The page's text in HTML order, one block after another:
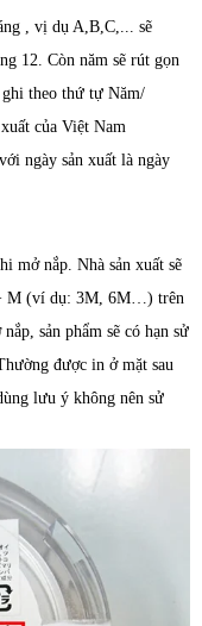
, vị dụ A,B,C,... sẽ
12. Còn năm sẽ rút gọn
ghi theo thứ tự Năm/
của Việt Nam
ngày sản xuất là ngày
mở nắp. Nhà sản xuất sẽ
M (ví dụ: 3M, 6M…) trên
sản phẩm sẽ có hạn sử
được in ở mặt sau
lưu ý không nên sử